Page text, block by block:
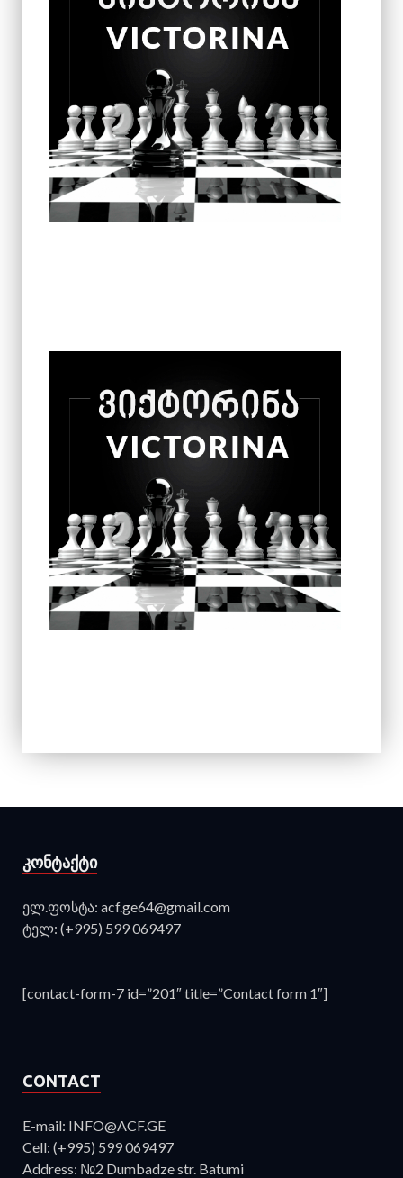
ᲙᲝᲜᲢᲐᲥᲢᲘ
ელ.ფოსტა: acf.ge64@gmail.com
ტელ: (+995) 599 069497
[contact-form-7 id=”201″ title=”Contact form 1″]
CONTACT
E-mail: INFO@ACF.GE
Cell: (+995) 599 069497
Address: №2 Dumbadze str. Batumi